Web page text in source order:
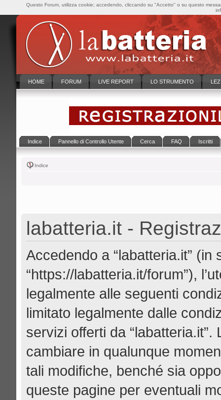
HOME FORUM LIVE REPORT LO STRUMENTO
Indice Pannello di Controllo Utente Cerca FAQ Iscritti
Indice
labatteria.it -
Accedendo a “labatteria.it” (in
“https://labatteria.it/forum”),
legalmente alle seguenti
limitato legalmente dalle
servizi offerti da
cambiare in qualunque
tali modifiche, benché sia
queste pagine per eventuali
Questo Forum, utilizza cookie; accedendo, cliccando su "Accetto" o su questo